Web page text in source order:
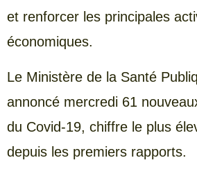
et renforcer les principales
économiques.
Le Ministère de la Santé
annoncé mercredi 61
du Covid-19, chiffre le plus
depuis les premiers rapports.